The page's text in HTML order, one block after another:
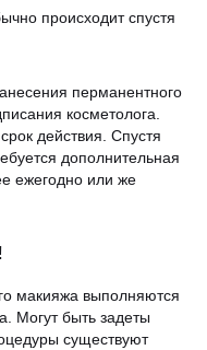
происходит спустя
перманентного
косметолога.
действия. Спустя
дополнительная
ежегодно или же
макияжа выполняются
Могут быть задеты
существуют